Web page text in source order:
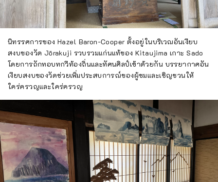
นิทรรศการของ Hazel Baron-Cooper ตั้งอยู่ในบริเวณอันเงียบ
สงบของวัด Jōrakuji รวบรวมแก่นแท้ของ Kitaujima เกาะ Sado
โดยการถักทอบทกวีท้องถิ่นและทัศนศิลป์เข้าด้วยกัน บรรยากาศอัน
เงียบสงบของวัดช่วยเพิ่มประสบการณ์ของผู้ชมและเชิญชวนให้
ใคร่ครวญและใคร่ครวญ